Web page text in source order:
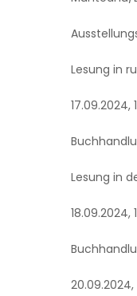
Lesung in
17.09.2024,
Lesung in
18.09.2024,